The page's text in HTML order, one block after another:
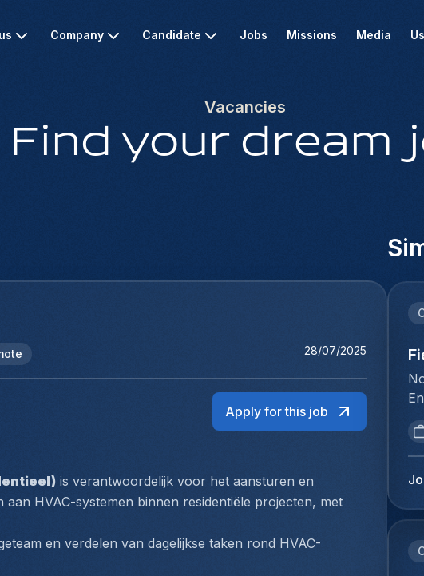
Company Candidate Jobs Missions Media
Vacancies
Find your dream
28/07/2025
Apply for this job
is verantwoordelijk voor het aansturen en
HVAC-systemen binnen residentiële projecten, met
en verdelen van dagelijkse taken rond HVAC-